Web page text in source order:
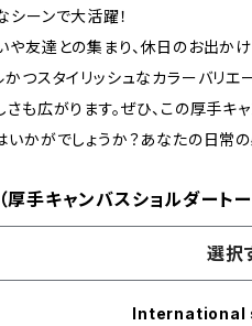
ーンで大活躍！
や友達との集まり、休日のお出か
かつスタイリッシュなカラーバリエ
さも広がります。ぜひ、この厚手キ
いかがでしょうか？あなたの日常の
厚手キャンバスショルダートー
選択
International